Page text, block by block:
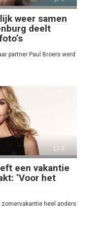
weer samen
deelt
partner Paul Broers werd
0
een vakantie
‘Voor het
heel anders